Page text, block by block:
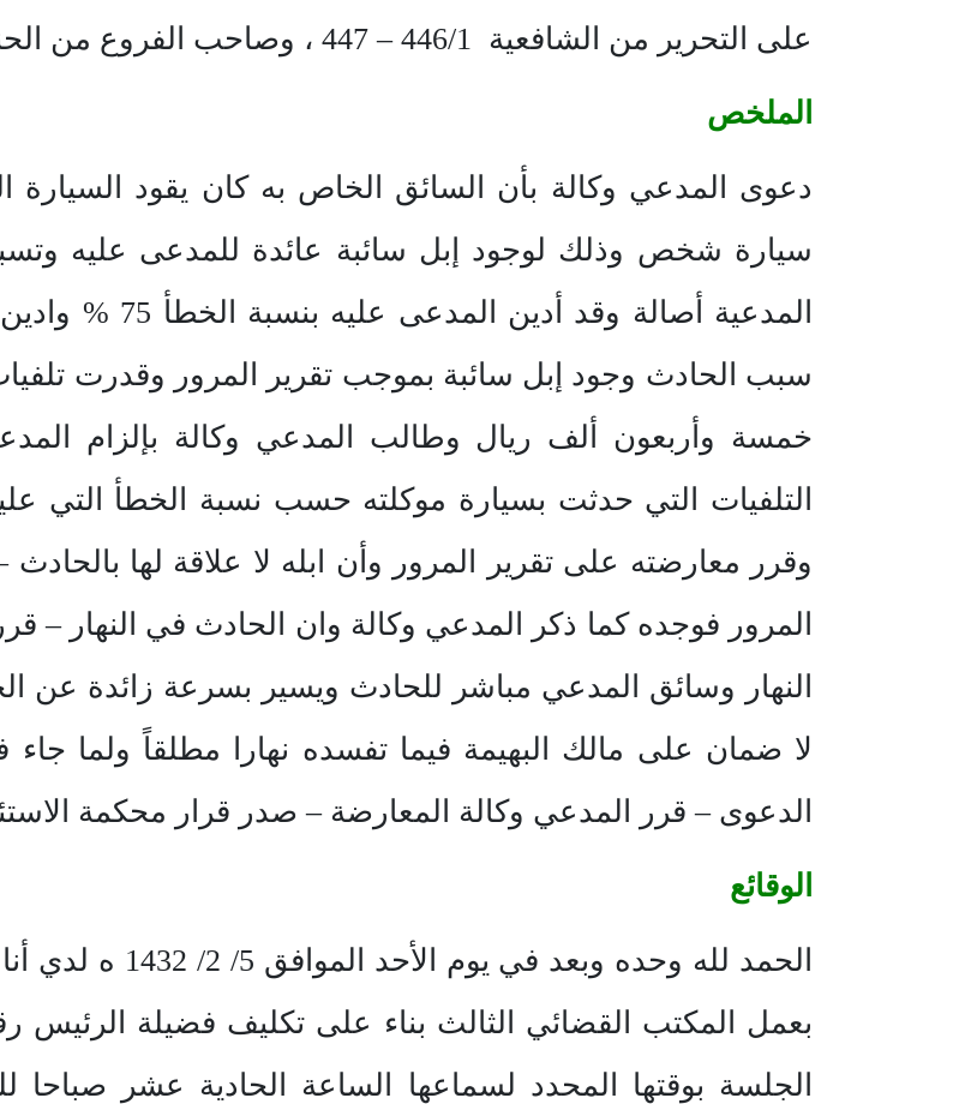
على التحرير من الشافعية 446/1 – 447 ، وصاحب الفروع من الحنابلة 4/ 521 .
الملخص
دعوى المدعي وكالة بأن السائق الخاص به كان يقود
سيارة شخص وذلك لوجود إبل سائبة عائدة للمدعى عليه
سبب الحادث وجود إبل سائبة بموجب تقرير المرور وقدرت
خمسة وأربعون ألف ريال وطالب المدعي وكالة بإلزام
التلفيات التي حدثت بسيارة موكلته حسب نسبة الخطأ التي
وقرر معارضته على تقرير المرور وأن ابله لا علاقة لها
المرور فوجده كما ذكر المدعي وكالة وان الحادث في النهار –
النهار وسائق المدعي مباشر للحادث ويسير بسرعة زائدة عن
لا ضمان على مالك البهيمة فيما تفسده نهارا مطلقاً ولما
الدعوى – قرر المدعي وكالة المعارضة – صدر قرار محكمة
الوقائع
الحمد لله وحده
الجلسة بوقتها المحدد لسماعها الساعة الحادية عشر